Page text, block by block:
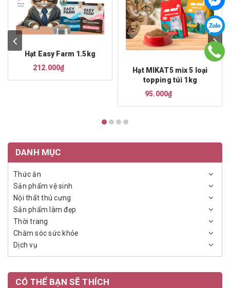
Hạt Easy Farm 1.5kg
212.000₫
Hạt MIKAT5 mix 5 loại
topping túi 1kg
95.000₫
DANH MỤC
Thức ăn
Sản phẩm vệ sinh
Nội thất thú cưng
Sản phẩm làm đẹp
Thời trang
Chăm sóc sức khỏe
Dịch vụ
CÓ THỂ BẠN SẼ THÍCH